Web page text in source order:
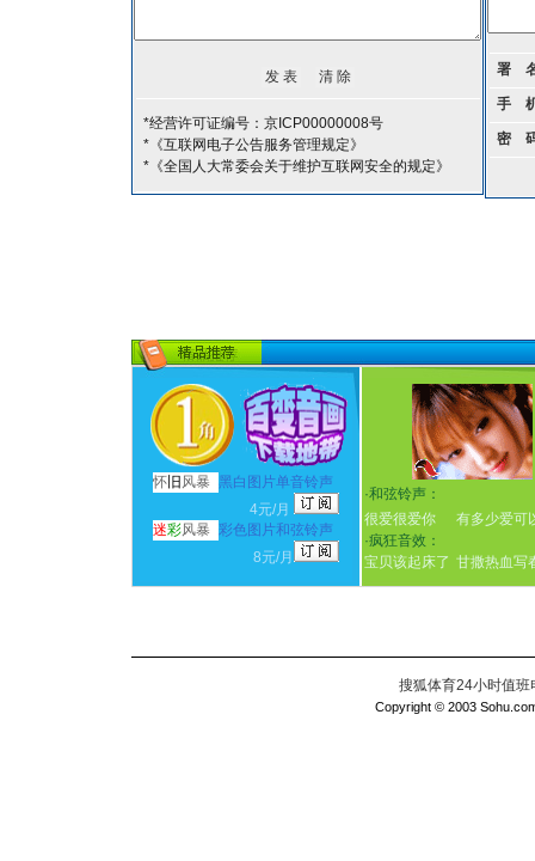
*经营许可证编号：京ICP00000008号
*《互联网电子公告服务管理规定》
*《全国人大常委会关于维护互联网安全的规定》
署
手
密
怀 旧 风暴
黑白图片单音铃声
4元/月
迷彩风暴 彩色图片和弦铃声
8元/月
·和弦铃声：
很爱很爱你
有多少爱可
·疯狂音效：
宝贝该起床了 甘撒热血写
搜狐体育24小时值
Copyright © 2003